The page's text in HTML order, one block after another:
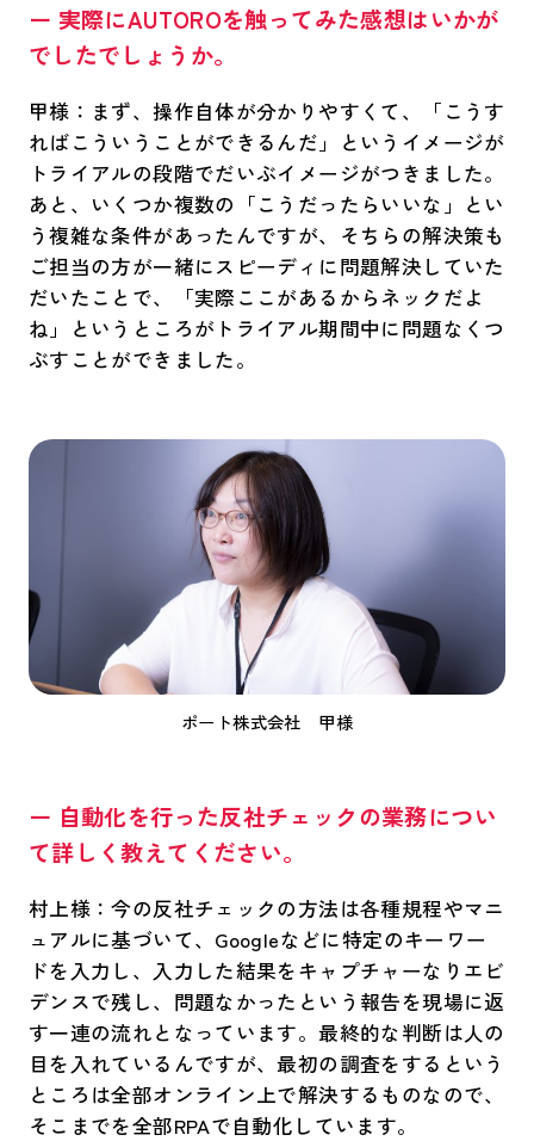
ー 実際にAUTOROを触ってみた感想はいかが
でしたでしょうか。
甲様：まず、操作自体が分かりやすくて、「こうす
ればこういうことができるんだ」というイメージが
トライアルの段階でだいぶイメージがつきました。
あと、いくつか複数の「こうだったらいいな」とい
う複雑な条件があったんですが、そちらの解決策も
ご担当の方が一緒にスピーディに問題解決していた
だいたことで、「実際ここがあるからネックだよ
ね」というところがトライアル期間中に問題なくつ
ぶすことができました。
ポート株式会社 甲様
ー 自動化を行った反社チェックの業務につい
て詳しく教えてください。
村上様：今の反社チェックの方法は各種規程やマニ
ュアルに基づいて、Googleなどに特定のキーワー
ドを入力し、入力した結果をキャプチャーなりエビ
デンスで残し、問題なかったという報告を現場に返
す一連の流れとなっています。最終的な判断は人の
目を入れているんですが、最初の調査をするという
ところは全部オンライン上で解決するものなので、
そこまでを全部RPAで自動化しています。